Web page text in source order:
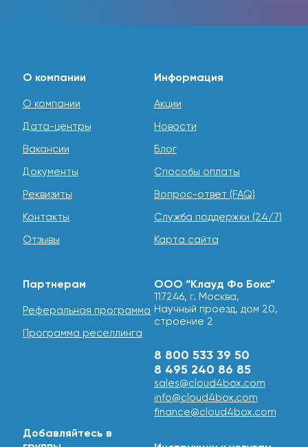
О компании
О компании
Дата-центры
Вакансии
Документы
Реквизиты
Контакты
Отзывы
Информация
Акции
Новости
Блог
Способы оплаты
Вопрос-ответ (FAQ)
Служба поддержки (24/7)
Карта сайта
Партнерам
Реферальная программа
Программа реселлинга
Добавляйтесь в
ООО “Клауд Фо Бокс”
117246, г. Москва,
Научный проезд, дом 20,
строение 2
8 800 533 39 50
8 495 240 86 85
sales@cloud4box.com
info@cloud4box.com
finance@cloud4box.com